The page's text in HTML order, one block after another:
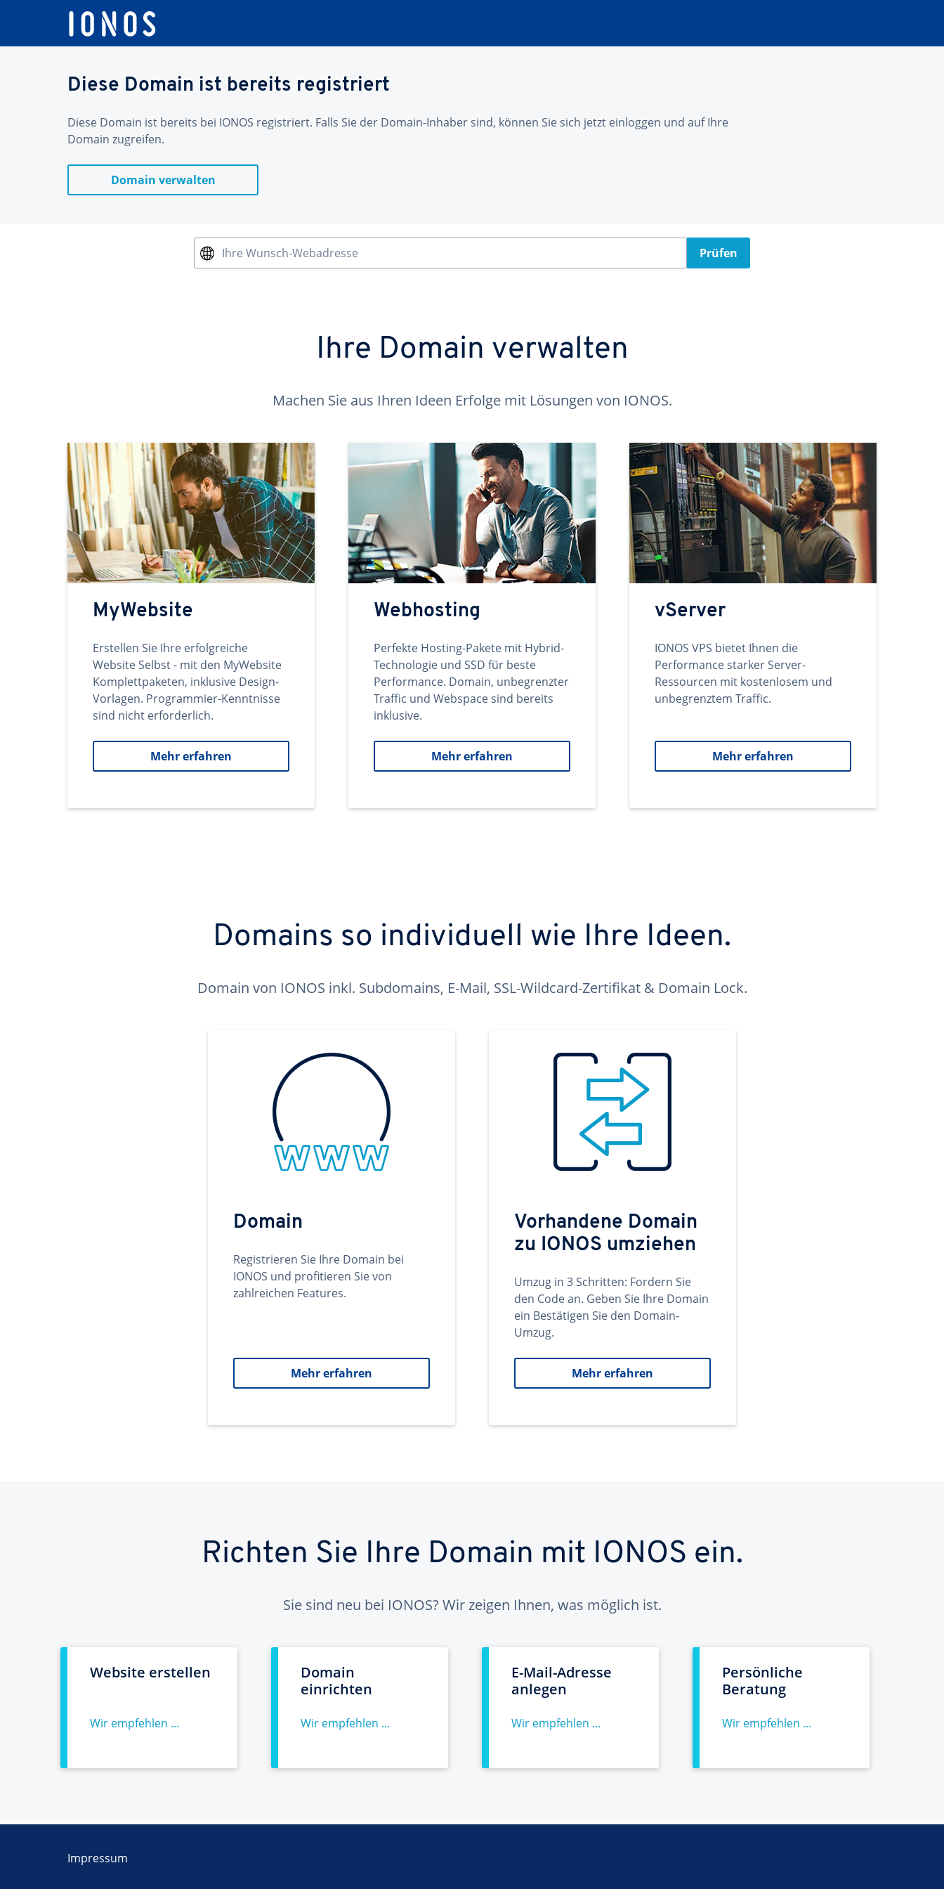
Diese Domain ist bereits registriert
Diese Domain ist bereits bei IONOS registriert. Falls Sie der Domain-Inhaber sind, können Sie sich jetzt einloggen und auf Ihre
Domain zugreifen.
Domain verwalten
Ihre Wunsch-Webadresse Prüfen
Ihre Domain verwalten
Machen Sie aus Ihren Ideen Erfolge mit Lösungen von IONOS.
MyWebsite
Erstellen Sie Ihre erfolgreiche
Website Selbst - mit den MyWebsite
Komplettpaketen, inklusive Design-
Vorlagen. Programmier-Kenntnisse
sind nicht erforderlich.
Mehr erfahren
Webhosting
Perfekte Hosting-Pakete mit Hybrid-
Technologie und SSD für beste
Performance. Domain, unbegrenzter
Traffic und Webspace sind bereits
inklusive.
Mehr erfahren
vServer
IONOS VPS bietet Ihnen die
Performance starker Server-
Ressourcen mit kostenlosem und
unbegrenztem Traffic.
Mehr erfahren
Domains so individuell wie Ihre Ideen.
Domain von IONOS inkl. Subdomains, E-Mail, SSL-Wildcard-Zertifikat & Domain Lock.
Domain
Registrieren Sie Ihre Domain bei
IONOS und profitieren Sie von
zahlreichen Features.
Mehr erfahren
Vorhandene Domain
zu IONOS umziehen
Umzug in 3 Schritten: Fordern Sie
den Code an. Geben Sie Ihre Domain
ein Bestätigen Sie den Domain-
Umzug.
Mehr erfahren
Richten Sie Ihre Domain mit IONOS ein.
Sie sind neu bei IONOS? Wir zeigen Ihnen, was möglich ist.
Website erstellen
Wir empfehlen ...
Domain
einrichten
Wir empfehlen ...
E-Mail-Adresse
anlegen
Wir empfehlen ...
Persönliche
Beratung
Wir empfehlen ...
Impressum